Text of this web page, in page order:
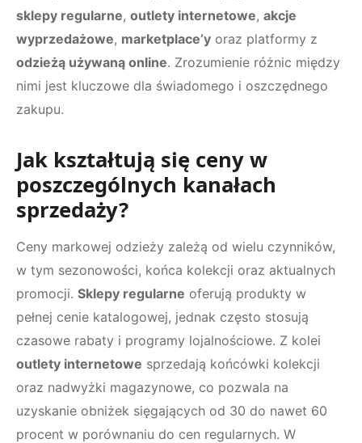
sklepy regularne, outlety internetowe, akcje
wyprzedażowe, marketplace’y oraz platformy z
odzieżą używaną online. Zrozumienie różnic między
nimi jest kluczowe dla świadomego i oszczędnego
zakupu.
Jak kształtują się ceny w
poszczególnych kanałach
sprzedaży?
Ceny markowej odzieży zależą od wielu czynników,
w tym sezonowości, końca kolekcji oraz aktualnych
promocji. Sklepy regularne oferują produkty w
pełnej cenie katalogowej, jednak często stosują
czasowe rabaty i programy lojalnościowe. Z kolei
outlety internetowe sprzedają końcówki kolekcji
oraz nadwyżki magazynowe, co pozwala na
uzyskanie obniżek sięgających od 30 do nawet 60
procent w porównaniu do cen regularnych. W